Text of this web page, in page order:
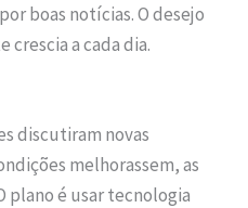
boas notícias. O desejo
a cada dia.
discutiram novas
melhorassem, as
plano é usar tecnologia